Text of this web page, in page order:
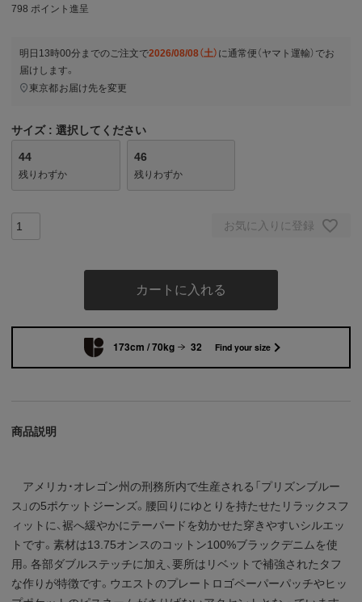
798 ポイント進呈
明日 13時00分 までのご注文で2026/08/08（土） に通常便（ヤマト運輸） でお
届けします。
東京都お届け先を変更
サイズ 選択してください
44
残りわずか
46
残りわずか
お気に入りに登録
カートに入れる
173cm / 70kg 32 Find your size
商品説明
アメリカ・オレゴン州の刑務所内で生産される「プリズンブルー
ス」の5ポケットジーンズ。腰回りにゆとりを持たせたリラックスフ
ィットに、裾へ緩やかにテーパードを効かせた穿きやすいシルエッ
トです。素材は13.75オンスのコットン100%ブラックデニムを使
用。各部ダブルステッチに加え、要所はリベットで補強されたタフ
な作りが特徴です。ウエストのプレートロゴペーパーパッチやヒッ